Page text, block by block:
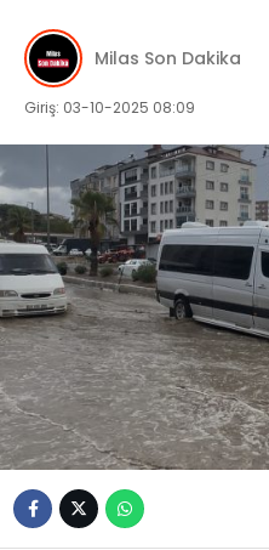
İLETIŞIM
KÜNYE
Milas Son Dakika
Giriş: 03-10-2025 08:09